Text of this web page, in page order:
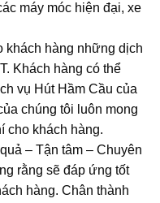
máy móc hiện đại, xe
khách hàng những dịch
Khách hàng có thể
vụ Hút Hầm Cầu của
chúng tôi luôn mong
cho khách hàng.
– Tận tâm – Chuyên
rằng sẽ đáp ứng tốt
hàng. Chân thành